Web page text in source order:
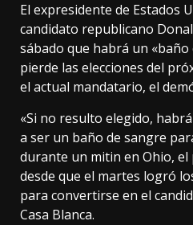
El expresidente de Estados
candidato republicano
sábado que habrá un «baño
pierde las elecciones del
el actual mandatario, el
«Si no resulto elegido,
a ser un baño de sangre
durante un mitin en Ohio,
desde que el martes logró
para convertirse en el
Casa Blanca.